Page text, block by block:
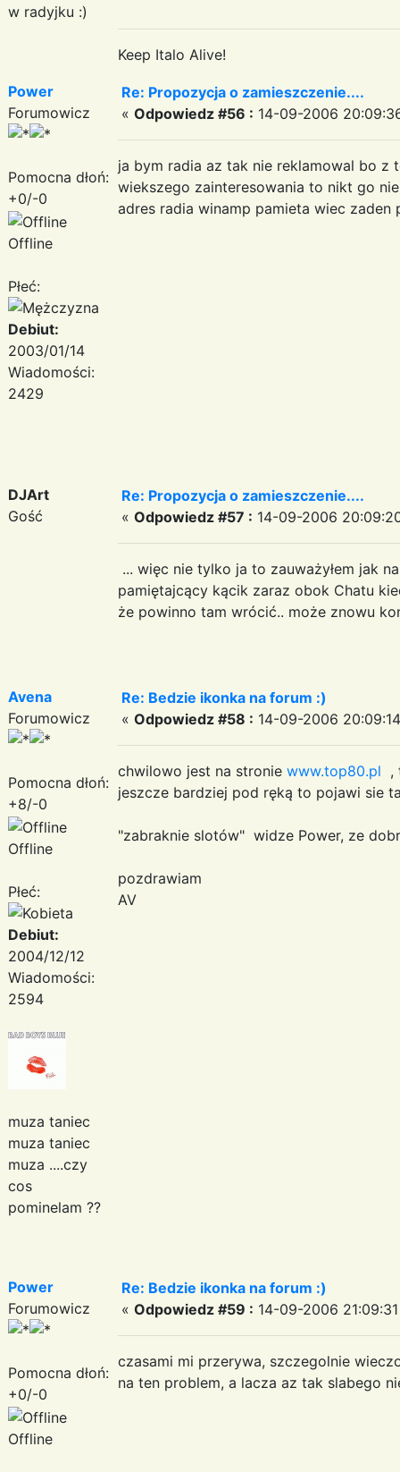
w radyjku :)
Keep Italo Alive!
Power
Forumowicz
Pomocna dłoń:
+0/-0
Offline
Płeć:
Debiut:
2003/01/14
Wiadomości:
2429
Re: Propozycja o zamieszczenie....
« Odpowiedz #56 : 14-09-2006
ja bym radia az tak nie reklamowal bo
wiekszego zainteresowania to nikt go
adres radia winamp pamieta wiec
DJArt
Gość
Re: Propozycja o zamieszczenie....
« Odpowiedz #57 : 14-09-2006
... więc nie tylko ja to zauważyłem jak
pamiętajcący kącik zaraz obok Chatu
że powinno tam wrócić.. może znowu
Avena
Forumowicz
Pomocna dłoń:
+8/-0
Offline
Płeć:
Debiut:
2004/12/12
Wiadomości:
2594
muza taniec
muza taniec
muza ....czy
cos
pominelam ??
Re: Bedzie ikonka na forum :)
« Odpowiedz #58 : 14-09-2006
chwilowo jest na stronie www.top80.pl ,
jeszcze bardziej pod ręką to pojawi sie
"zabraknie slotów" widze Power, ze
pozdrawiam
AV
Power
Forumowicz
Pomocna dłoń:
+0/-0
Offline
Re: Bedzie ikonka na forum :)
« Odpowiedz #59 : 14-09-2006
czasami mi przerywa, szczegolnie
na ten problem, a lacza az tak slabego